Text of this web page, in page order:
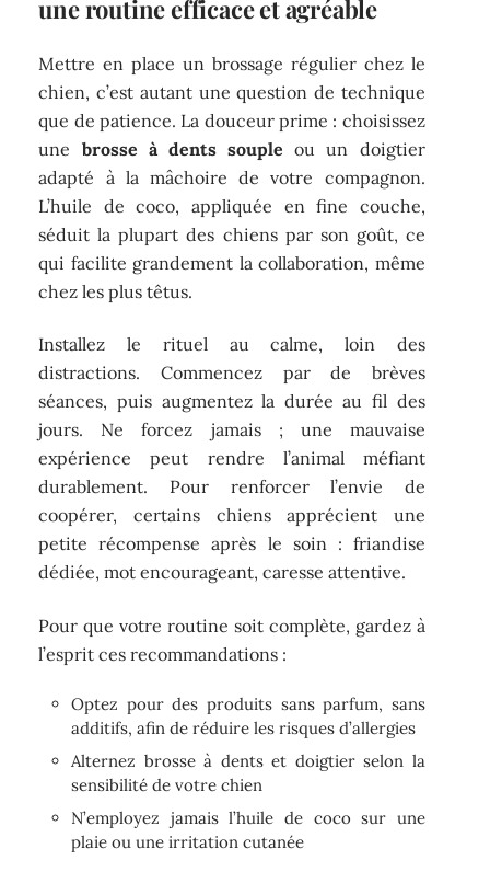
une routine efficace et agréable
Mettre en place un brossage régulier chez le
chien, c’est autant une question de technique
que de patience. La douceur prime : choisissez
une brosse à dents souple ou un doigtier
adapté à la mâchoire de votre compagnon.
L’huile de coco, appliquée en fine couche,
séduit la plupart des chiens par son goût, ce
qui facilite grandement la collaboration, même
chez les plus têtus.
Installez le rituel au calme, loin des
distractions. Commencez par de brèves
séances, puis augmentez la durée au fil des
jours. Ne forcez jamais ; une mauvaise
expérience peut rendre l’animal méfiant
durablement. Pour renforcer l’envie de
coopérer, certains chiens apprécient une
petite récompense après le soin : friandise
dédiée, mot encourageant, caresse attentive.
Pour que votre routine soit complète, gardez à
l’esprit ces recommandations :
Optez pour des produits sans parfum, sans
additifs, afin de réduire les risques d’allergies
Alternez brosse à dents et doigtier selon la
sensibilité de votre chien
N’employez jamais l’huile de coco sur une
plaie ou une irritation cutanée